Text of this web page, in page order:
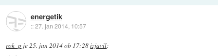
energetik
::27. jan 2014, 10:57
rok_p je25. jan 2014 ob 17:28izjavil: